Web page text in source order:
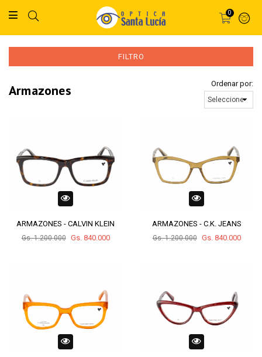
0
FILTRO
armazones Ordenar por:
ARMAZONES - CALVIN KLEIN
Gs. 1.200.000 Gs. 840.000
ARMAZONES - C.K. JEANS
Gs. 1.200.000 Gs. 840.000